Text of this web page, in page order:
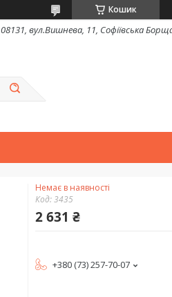
Кошик
08131, вул.Вишнева, 11, Софіївська
Немає в наявності
Код:3435
2 631 ₴
+380 (73) 257-70-07